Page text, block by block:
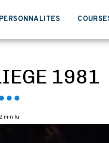
PERSONNALITES
1981
min lu